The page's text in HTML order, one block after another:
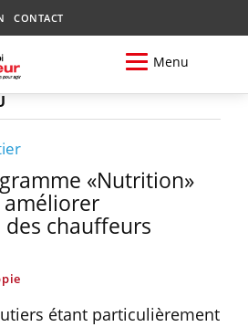
CONTACT
Menu
«Nutrition»
chauffeurs
étant particulièrement